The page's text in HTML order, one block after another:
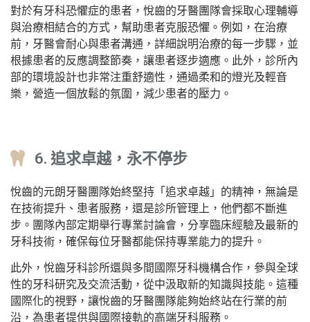
對於有牙科恐懼症的患者，悅齒的牙醫團隊會採取心理輔導
與治療相結合的方式，幫助患者克服恐懼。例如，在治療
前，牙醫會耐心與患者溝通，詳細說明治療的每一步驟，並
根據患者的反應調整節奏，讓患者逐步適應。此外，診所內
部的環境設計也非常注重舒適性，通過柔和的燈光及輕音
樂，營造一個放鬆的氛圍，減少患者的壓力。
6. 追求卓越，永不停步
悅齒的元朗牙醫團隊始終堅持「追求卓越」的精神，無論是
在技術提升、患者服務，還是診所管理上，他們都不斷進
步。團隊內部定期舉行專業討論會，分享臨床經驗及最新的
牙科技術，確保每位牙醫都能保持專業能力的提升。
此外，悅齒牙科診所還與多間國際牙科機構合作，參與全球
性的牙科研究及交流活動，從中汲取新的知識與技能。這種
國際化的視野，讓悅齒的牙醫團隊能夠始終站在行業的前
沿，為患者提供與國際接軌的高端牙科服務。